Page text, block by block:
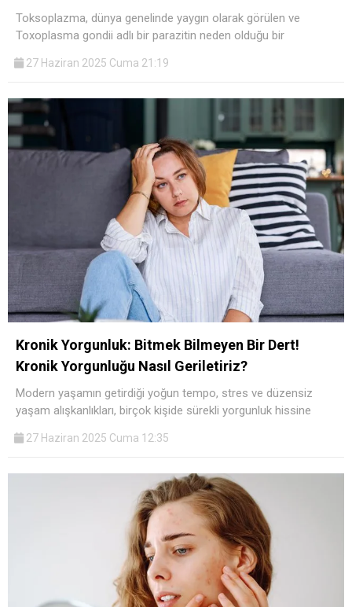
Toksoplazma, dünya genelinde yaygın olarak görülen ve
Toxoplasma gondii adlı bir parazitin neden olduğu bir
27 Haziran 2025 Cuma 21:19
Kronik Yorgunluk: Bitmek Bilmeyen Bir Dert!
Kronik Yorgunluğu Nasıl Geriletiriz?
Modern yaşamın getirdiği yoğun tempo, stres ve düzensiz
yaşam alışkanlıkları, birçok kişide sürekli yorgunluk hissine
27 Haziran 2025 Cuma 12:35